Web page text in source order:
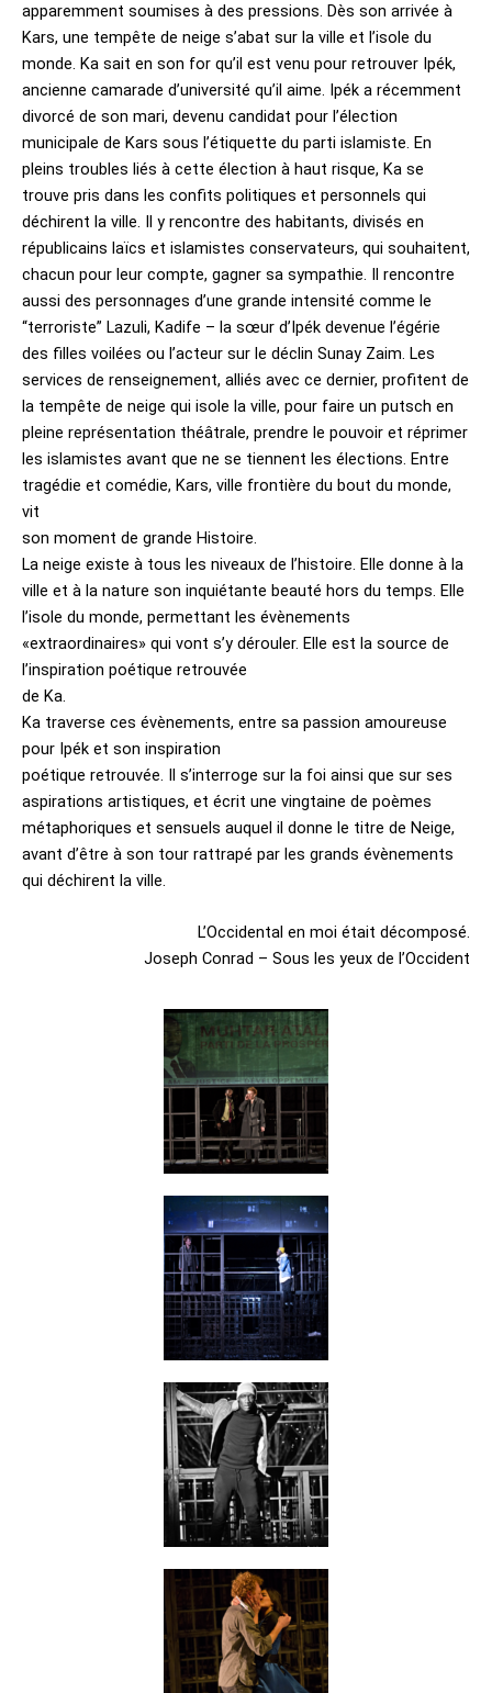
apparemment soumises à des pressions. Dès son arrivée à
Kars, une tempête de neige s’abat sur la ville et l’isole du
monde. Ka sait en son for qu’il est venu pour retrouver Ipék,
ancienne camarade d’université qu’il aime. Ipék a récemment
divorcé de son mari, devenu candidat pour l’élection
municipale de Kars sous l’étiquette du parti islamiste. En
pleins troubles liés à cette élection à haut risque, Ka se
trouve pris dans les confits politiques et personnels qui
déchirent la ville. Il y rencontre des habitants, divisés en
républicains laïcs et islamistes conservateurs, qui souhaitent,
chacun pour leur compte, gagner sa sympathie. Il rencontre
aussi des personnages d’une grande intensité comme le
“terroriste” Lazuli, Kadife – la sœur d’Ipék devenue l’égérie
des filles voilées ou l’acteur sur le déclin Sunay Zaim. Les
services de renseignement, alliés avec ce dernier, profitent de
la tempête de neige qui isole la ville, pour faire un putsch en
pleine représentation théâtrale, prendre le pouvoir et réprimer
les islamistes avant que ne se tiennent les élections. Entre
tragédie et comédie, Kars, ville frontière du bout du monde,
vit
son moment de grande Histoire.
La neige existe à tous les niveaux de l’histoire. Elle donne à la
ville et à la nature son inquiétante beauté hors du temps. Elle
l’isole du monde, permettant les évènements
«extraordinaires» qui vont s’y dérouler. Elle est la source de
l’inspiration poétique retrouvée
de Ka.
Ka traverse ces évènements, entre sa passion amoureuse
pour Ipék et son inspiration
poétique retrouvée. Il s’interroge sur la foi ainsi que sur ses
aspirations artistiques, et écrit une vingtaine de poèmes
métaphoriques et sensuels auquel il donne le titre de Neige,
avant d’être à son tour rattrapé par les grands évènements
qui déchirent la ville.
L’Occidental en moi était décomposé.
Joseph Conrad – Sous les yeux de l’Occident